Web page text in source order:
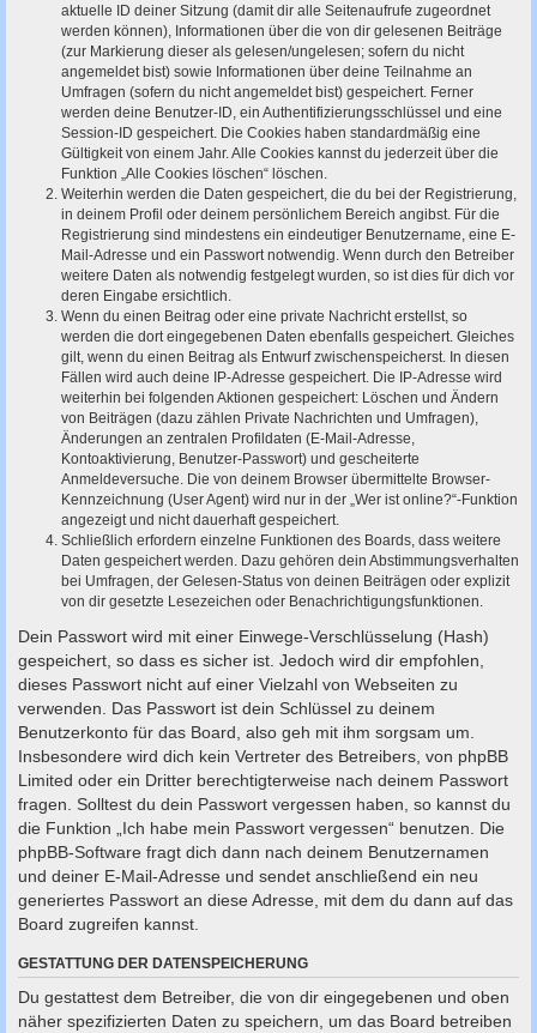
aktuelle ID deiner Sitzung (damit dir alle Seitenaufrufe zugeordnet
werden können), Informationen über die von dir gelesenen Beiträge
(zur Markierung dieser als gelesen/ungelesen; sofern du nicht
angemeldet bist) sowie Informationen über deine Teilnahme an
Umfragen (sofern du nicht angemeldet bist) gespeichert. Ferner
werden deine Benutzer-ID, ein Authentifizierungsschlüssel und eine
Session-ID gespeichert. Die Cookies haben standardmäßig eine
Gültigkeit von einem Jahr. Alle Cookies kannst du jederzeit über die
Funktion „Alle Cookies löschen“ löschen.
Weiterhin werden die Daten gespeichert, die du bei der Registrierung,
in deinem Profil oder deinem persönlichem Bereich angibst. Für die
Registrierung sind mindestens ein eindeutiger Benutzername, eine E-
Mail-Adresse und ein Passwort notwendig. Wenn durch den Betreiber
weitere Daten als notwendig festgelegt wurden, so ist dies für dich vor
deren Eingabe ersichtlich.
Wenn du einen Beitrag oder eine private Nachricht erstellst, so
werden die dort eingegebenen Daten ebenfalls gespeichert. Gleiches
gilt, wenn du einen Beitrag als Entwurf zwischenspeicherst. In diesen
Fällen wird auch deine IP-Adresse gespeichert. Die IP-Adresse wird
weiterhin bei folgenden Aktionen gespeichert: Löschen und Ändern
von Beiträgen (dazu zählen Private Nachrichten und Umfragen),
Änderungen an zentralen Profildaten (E-Mail-Adresse,
Kontoaktivierung, Benutzer-Passwort) und gescheiterte
Anmeldeversuche. Die von deinem Browser übermittelte Browser-
Kennzeichnung (User Agent) wird nur in der „Wer ist online?“-Funktion
angezeigt und nicht dauerhaft gespeichert.
Schließlich erfordern einzelne Funktionen des Boards, dass weitere
Daten gespeichert werden. Dazu gehören dein Abstimmungsverhalten
bei Umfragen, der Gelesen-Status von deinen Beiträgen oder explizit
von dir gesetzte Lesezeichen oder Benachrichtigungsfunktionen.
Dein Passwort wird mit einer Einwege-Verschlüsselung (Hash)
gespeichert, so dass es sicher ist. Jedoch wird dir empfohlen,
dieses Passwort nicht auf einer Vielzahl von Webseiten zu
verwenden. Das Passwort ist dein Schlüssel zu deinem
Benutzerkonto für das Board, also geh mit ihm sorgsam um.
Insbesondere wird dich kein Vertreter des Betreibers, von phpBB
Limited oder ein Dritter berechtigterweise nach deinem Passwort
fragen. Solltest du dein Passwort vergessen haben, so kannst du
die Funktion „Ich habe mein Passwort vergessen“ benutzen. Die
phpBB-Software fragt dich dann nach deinem Benutzernamen
und deiner E-Mail-Adresse und sendet anschließend ein neu
generiertes Passwort an diese Adresse, mit dem du dann auf das
Board zugreifen kannst.
GESTATTUNG DER DATENSPEICHERUNG
Du gestattest dem Betreiber, die von dir eingegebenen und oben
näher spezifizierten Daten zu speichern, um das Board betreiben